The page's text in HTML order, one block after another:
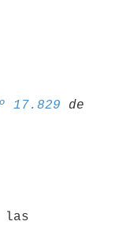
17.829 de
las